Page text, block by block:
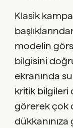
Klasik
modelin
bilgisini
ekranında
kritik bilgileri
görerek çok
dükkanınıza